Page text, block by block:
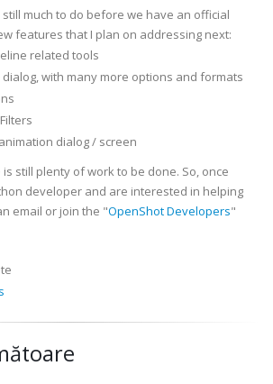
much to do before we have an official
features that I plan on addressing next:
related tools
dialog, with many more options and formats
dialog / screen
still plenty of work to be done. So, once
developer and are interested in helping
email or join the "OpenShot Developers"